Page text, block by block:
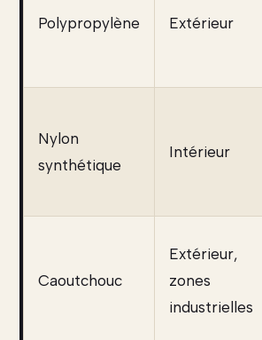
Polypropylène Extérieur
Nylon
synthétique
Intérieur
Caoutchouc
Extérieur,
zones
industrielles